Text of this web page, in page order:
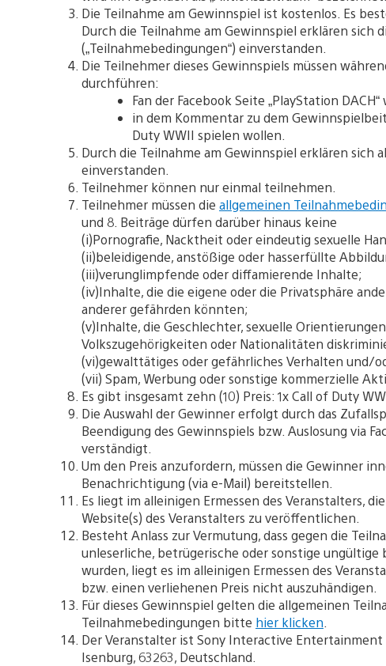
Die Teilnahme am Gewinnspiel ist kostenlos. Es
Durch die Teilnahme am Gewinnspiel erklären
(„Teilnahmebedingungen“) einverstanden.
Die Teilnehmer dieses Gewinnspiels müssen
durchführen:
Fan der Facebook Seite „PlayStation
in dem Kommentar zu dem
Duty WWII spielen wollen.
Durch die Teilnahme am Gewinnspiel erklären
einverstanden.
Teilnehmer können nur einmal teilnehmen.
Teilnehmer müssen die allgemeinen
und 8. Beiträge dürfen darüber hinaus keine
(i)Pornografie, Nacktheit oder eindeutig sexuelle
(ii)beleidigende, anstößige oder hasserfüllte
(iii)verunglimpfende oder diffamierende Inhalte;
(iv)Inhalte, die die eigene oder die Privatsphäre
anderer gefährden könnten;
(v)Inhalte, die Geschlechter, sexuelle
Volkszugehörigkeiten oder Nationalitäten
(vi)gewalttätiges oder gefährliches Verhalten und/
(vii) Spam, Werbung oder sonstige kommerzielle
Es gibt insgesamt zehn (10) Preis: 1x Call of Duty
Die Auswahl der Gewinner erfolgt durch das
Beendigung des Gewinnspiels bzw. Auslosung via
verständigt.
Um den Preis anzufordern, müssen die Gewinner
Benachrichtigung (via e-Mail) bereitstellen.
Es liegt im alleinigen Ermessen des Veranstalters,
Website(s) des Veranstalters zu veröffentlichen.
Besteht Anlass zur Vermutung, dass gegen die
unleserliche, betrügerische oder sonstige
wurden, liegt es im alleinigen Ermessen des
bzw. einen verliehenen Preis nicht auszuhändigen.
Für dieses Gewinnspiel gelten die allgemeinen
Teilnahmebedingungen bitte hier klicken
Der Veranstalter ist Sony Interactive Entertainment
Isenburg, 63263, Deutschland.